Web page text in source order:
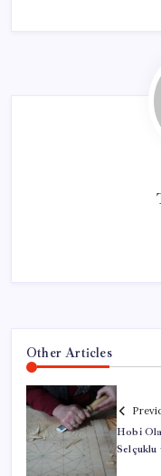
Other Articles
Hobi
Selçuklu